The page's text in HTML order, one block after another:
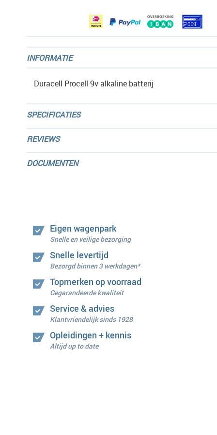
INFORMATIE
Duracell Procell 9v alkaline batterij
SPECIFICATIES
REVIEWS
DOCUMENTEN
Eigen wagenpark
Snelle en veilige bezorging
Snelle levertijd
Bezorgd binnen 3 werkdagen*
Topmerken op voorraad
Gegarandeerde kwaliteit
Service & advies
Klantvriendelijk sinds 1928
Opleidingen + kennis
Altijd up to date